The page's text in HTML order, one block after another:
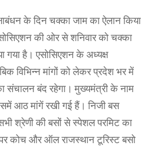
के दिन चक्का जाम का ऐलान किया
की ओर से शनिवार को चक्का
गया है। एसोसिएशन के अध्यक्ष
विभिन्न मांगों को लेकर प्रदेश भर में
संचालन बंद रहेगा। मुख्यमंत्री के नाम
आठ मांगें रखी गई हैं। निजी बस
श्रेणी की बसों से स्पेशल परमिट का
कोच और ऑल राजस्थान टूरिस्ट बसो